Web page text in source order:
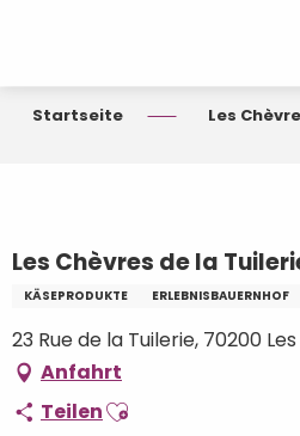
Startseite Les
Les Chèvres de la
KÄSEPRODUKTE ERLEBNISBAUERNHOF
23 Rue de la Tuilerie, 70200
Anfahrt
TeilenAjouter aux favoris